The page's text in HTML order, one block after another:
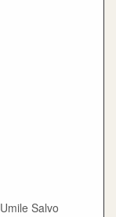
Salvo